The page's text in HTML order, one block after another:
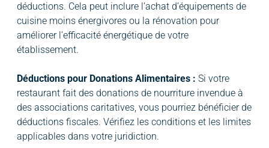
déductions. Cela peut inclure l’achat d’équipements de
cuisine moins énergivores ou la rénovation pour
améliorer l’efficacité énergétique de votre
établissement.
Déductions pour Donations Alimentaires : Si votre
restaurant fait des donations de nourriture invendue à
des associations caritatives, vous pourriez bénéficier de
déductions fiscales. Vérifiez les conditions et les limites
applicables dans votre juridiction.